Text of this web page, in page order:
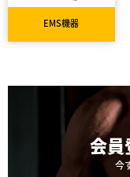
EMS機器
会員
今